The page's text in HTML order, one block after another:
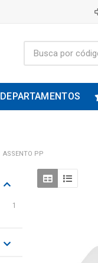
DEPARTAMENTOS
ASSENTO PP
1